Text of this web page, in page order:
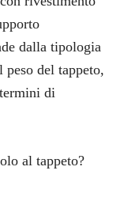
dalla tipologia
del tappeto,
di
al tappeto?